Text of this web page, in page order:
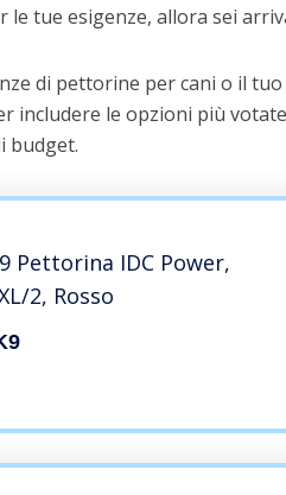
le tue esigenze, allora sei
di pettorine per cani o il
includere le opzioni più
budget.
Pettorina IDC Power,
2, Rosso